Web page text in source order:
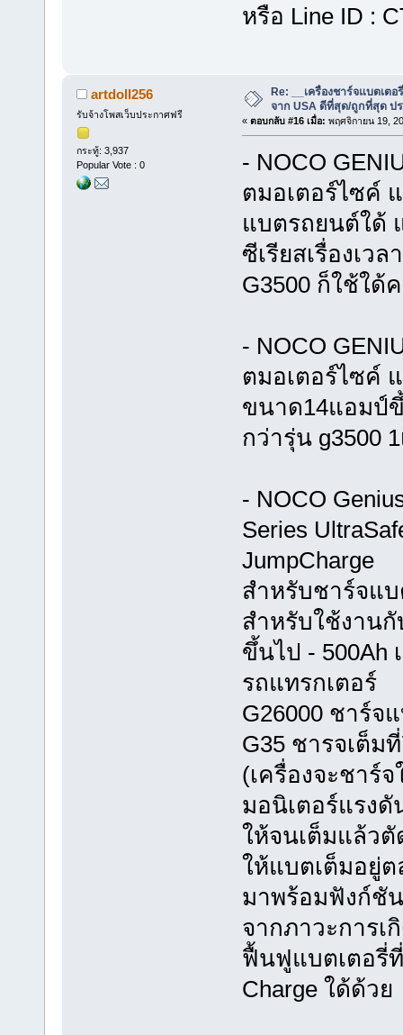
หรือ Line ID :
artdoll256
รับจ้างโพสเว็บประกาศฟรี
กระทู้: 3,937
Popular Vote : 0
Re: __เครื่องชาร์จแบตเตอ
จาก USA ดีที่สุด/ถูกที่สุด ป
« ตอบกลับ #16 เมื่อ: พฤศจิกายน 19,
- NOCO
ตมอเตอร์ไซค์
แบตรถยนต์ใด้
ซีเรียสเรื่องเว
G3500 ก็ใช้ใด้
- NOCO
ตมอเตอร์ไซค์
ขนาด14แอมป์
กว่ารุ่น g3500
- NOCO
Series
JumpCharge
สำหรับชาร์จแบ
สำหรับใช้งาน
ขึ้นไป - 500Ah
รถแทรกเตอร์
G26000 ชาร์จ
G35 ชารจเต็ม
(เครื่องจะชาร์
มอนิเตอร์แรงดั
ให้จนเต็มแล้ว
ให้แบตเต็มอยู่ต
มาพร้อมฟังก์ชั
จากภาวะการเ
ฟื้นฟูแบตเตอรี่
Charge ใด้ด้วย